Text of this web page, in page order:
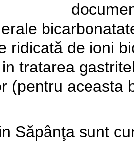
ridicată de ioni
tratarea
(pentru aceasta
Săpânţa sunt